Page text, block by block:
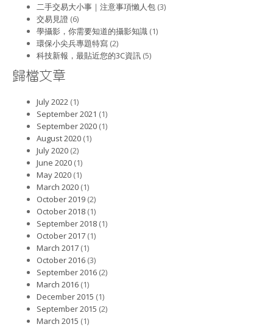
二手交易大小事｜注意事項懶人包 (3)
交易見證 (6)
學攝影，你需要知道的攝影知識 (1)
環保小尖兵專題特寫 (2)
科技新報，最貼近您的3C資訊 (5)
歸檔文章
July 2022 (1)
September 2021 (1)
September 2020 (1)
August 2020 (1)
July 2020 (2)
June 2020 (1)
May 2020 (1)
March 2020 (1)
October 2019 (2)
October 2018 (1)
September 2018 (1)
October 2017 (1)
March 2017 (1)
October 2016 (3)
September 2016 (2)
March 2016 (1)
December 2015 (1)
September 2015 (2)
March 2015 (1)